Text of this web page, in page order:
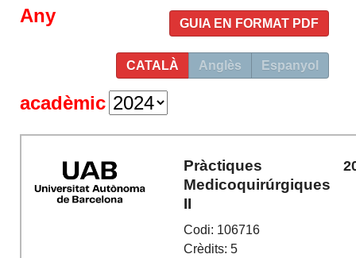
GUIA EN FORMAT PDF
CATALÀ Anglès Espanyol
Any
acadèmic
Pràctiques
Medicoquirúrgiques
II
Codi: 106716
Crèdits: 5